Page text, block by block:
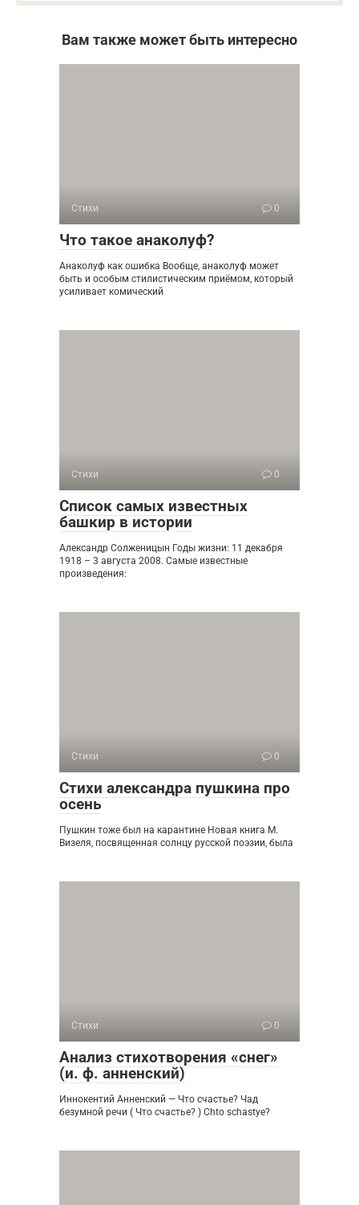
Вам также может быть интересно
Стихи 0
Что такое анаколуф?
Анаколуф как ошибка Вообще, анаколуф может
быть и особым стилистическим приёмом, который
усиливает комический
Стихи 0
Список самых известных
башкир в истории
Александр Солженицын Годы жизни: 11 декабря
1918 – 3 августа 2008. Самые известные
произведения:
Стихи 0
Стихи александра пушкина про
осень
Пушкин тоже был на карантине Новая книга М.
Визеля, посвященная солнцу русской поэзии, была
Стихи 0
Анализ стихотворения «снег»
(и. ф. анненский)
Иннокентий Анненский — Что счастье? Чад
безумной речи ( Что счастье? ) Chto schastye?